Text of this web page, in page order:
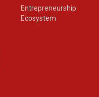
Entrepreneurship
Ecosystem